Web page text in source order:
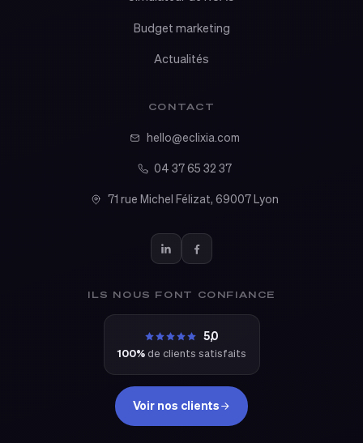
Budget marketing
Actualités
CONTACT
hello@eclixia.com
04 37 65 32 37
71 rue Michel Félizat, 69007 Lyon
ILS NOUS FONT CONFIANCE
5,0
100% de clients satisfaits
Voir nos clients